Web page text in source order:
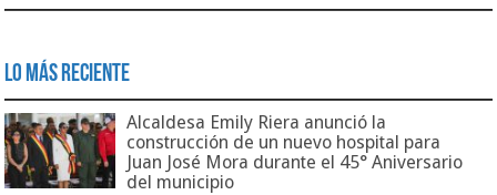
Lo Más Reciente
Alcaldesa Emily Riera anunció la
construcción de un nuevo hospital para
Juan José Mora durante el 45° Aniversario
del municipio